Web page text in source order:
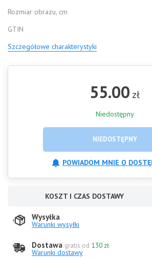
Rozmiar obrazu, cm
GTIN
Szczegółowe charakterystyki
55.00 zł
Niedostępny
NIEDOSTĘPNY
POWIADOM MNIE O
KOSZT I CZAS DOSTAWY
Wysyłka
Warunki wysyłki
Dostawa gratis od 130 zł
Warunki dostawy